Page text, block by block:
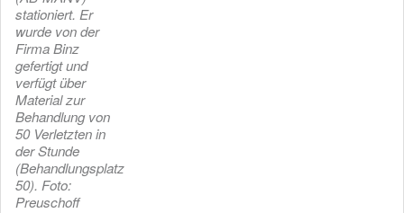
stationiert. Er
wurde von der
Firma Binz
gefertigt und
verfügt über
Material zur
Behandlung von
50 Verletzten in
der Stunde
(Behandlungsplatz
50). Foto:
Preuschoff